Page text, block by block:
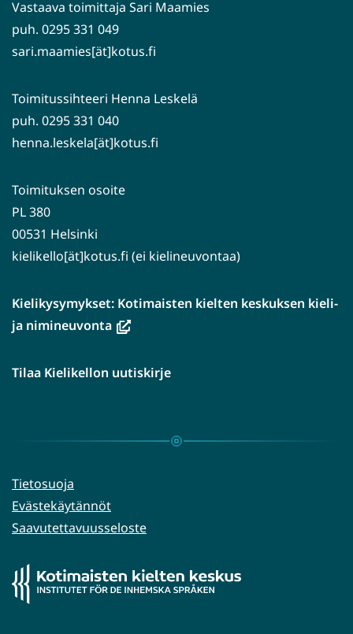
Vastaava toimittaja Sari Maamies
puh. 0295 331 049
sari.maamies[ät]kotus.fi
Toimitussihteeri Henna Leskelä
puh. 0295 331 040
henna.leskela[ät]kotus.fi
Toimituksen osoite
PL 380
00531 Helsinki
kielikello[ät]kotus.fi (ei kielineuvontaa)
Kielikysymykset: Kotimaisten kielten keskuksen kieli-
ja nimineuvonta(avautuu
ikkunaan,
palveluun)
Tilaa Kielikellon uutiskirje
Tietosuoja
Evästekäytännöt
Saavutettavuusseloste